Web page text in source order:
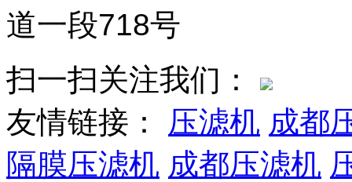
道一段718号
扫一扫关注我们：
友情链接：
压滤机 成都
隔膜压滤机 成都压滤机